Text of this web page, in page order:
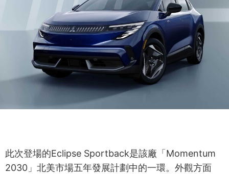
此次登場的Eclipse Sportback是該廠「Momentum
2030」北美市場五年發展計劃中的一環。外觀方面